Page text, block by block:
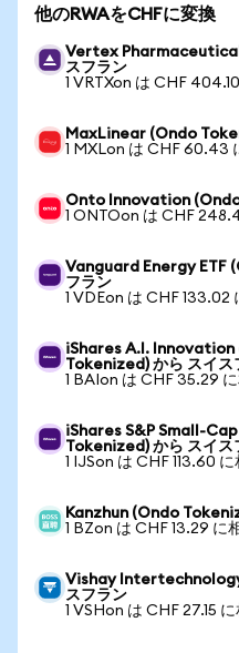
他のRWAをCHFに変換
Vertex
スフラン
1 VRTXon は CHF
MaxLinear (Ondo
1 MXLon は CHF 60.43
Onto Innovation (Ondo
1 ONTOon は CHF
Vanguard Energy ETF
フラン
1 VDEon は CHF 133.02
iShares A.I.
Tokenized) から スイス
1 BAIon は CHF 35.29 に
iShares S&P Small-
Tokenized) から スイス
1 IJSon は CHF 113.60 に
Kanzhun (Ondo
1 BZon は CHF 13.29 に
Vishay
スフラン
1 VSHon は CHF 27.15 に